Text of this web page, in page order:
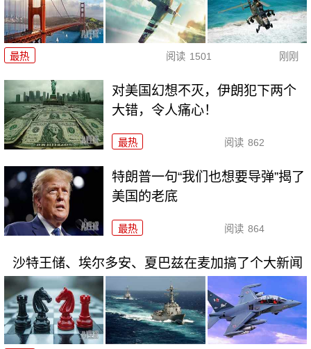
最热 阅读 1501 刚刚
对美国幻想不灭，伊朗犯下两个
大错，令人痛心！
最热 阅读 862
特朗普一句“我们也想要导弹”揭了
美国的老底
最热 阅读 864
沙特王储、埃尔多安、夏巴兹在麦加搞了个大新闻